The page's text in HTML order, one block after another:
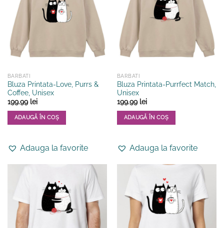
BARBATI
Bluza Printata-Love, Purrs &
Coffee, Unisex
199.99 lei
ADAUGĂ ÎN COȘ
are
alese
Adauga la favorite
BARBATI
Bluza Printata-Purrfect Match,
Unisex
199.99 lei
ADAUGĂ ÎN COȘ
are
Opțiunile
alese
Adauga la favorite